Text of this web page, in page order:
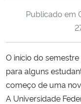
Ministério da Cidadania
Ministério da Ciência,
Publicado em
O início do
para alguns
começo de uma
A Universidade